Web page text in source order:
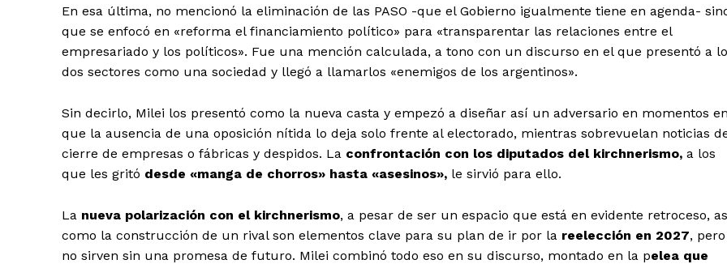
En esa última, no mencionó la eliminación de las PASO -que el Gobierno igualmente tiene en agenda-
que se enfocó en «reforma el financiamiento político» para «transparentar las relaciones entre el
empresariado y los políticos». Fue una mención calculada, a tono con un discurso en el que presentó a
dos sectores como una sociedad y llegó a llamarlos «enemigos de los argentinos».
Sin decirlo, Milei los presentó como la nueva casta y empezó a diseñar así un adversario en momentos en
que la ausencia de una oposición nítida lo deja solo frente al electorado, mientras sobrevuelan noticias
cierre de empresas o fábricas y despidos. La confrontación con los diputados del kirchnerismo, a los
que les gritó desde «manga de chorros» hasta «asesinos», le sirvió para ello.
La nueva polarización con el kirchnerismo, a pesar de ser un espacio que está en evidente retroceso,
como la construcción de un rival son elementos clave para su plan de ir por la reelección en 2027, pero
no sirven sin una promesa de futuro. Milei combinó todo eso en su discurso, montado en la pelea que